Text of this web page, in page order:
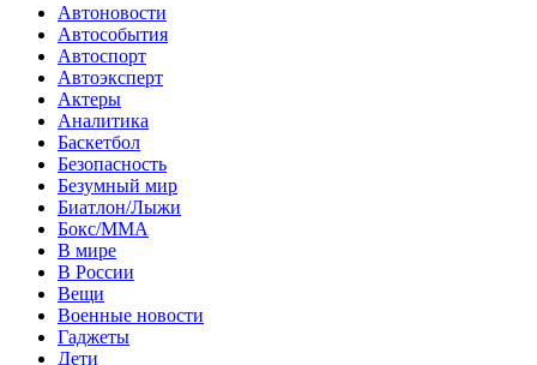
Автоновости
Автособытия
Автоспорт
Автоэксперт
Актеры
Аналитика
Баскетбол
Безопасность
Безумный мир
Биатлон/Лыжи
Бокс/MMA
В мире
В России
Вещи
Военные новости
Гаджеты
Дети